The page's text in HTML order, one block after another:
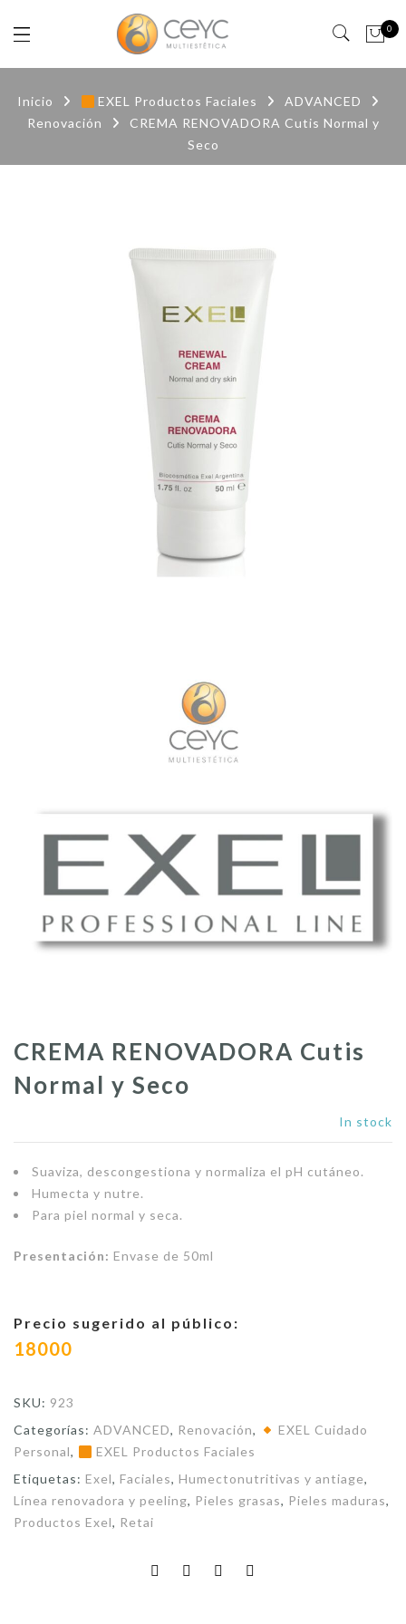
0
Inicio EXEL Productos Faciales
ADVANCED
Renovación
CREMA RENOVADORA Cutis Normal y
Seco
CREMA RENOVADORA Cutis
Normal y Seco
In stock
Suaviza, descongestiona y normaliza el pH cutáneo.
Humecta y nutre.
Para piel normal y seca.
Presentación: Envase de 50ml
Precio sugerido al público:
18000
SKU: 923
Categorías: ADVANCED, Renovación,
EXEL Cuidado
Personal,
EXEL Productos Faciales
Etiquetas: Exel, Faciales, Humectonutritivas y antiage,
Línea renovadora y peeling, Pieles grasas, Pieles maduras,
Productos Exel, Retai